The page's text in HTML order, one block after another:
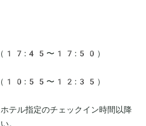
（17:45〜17:50）
（10:55〜12:35）
テル指定のチェックイン時間以降
。